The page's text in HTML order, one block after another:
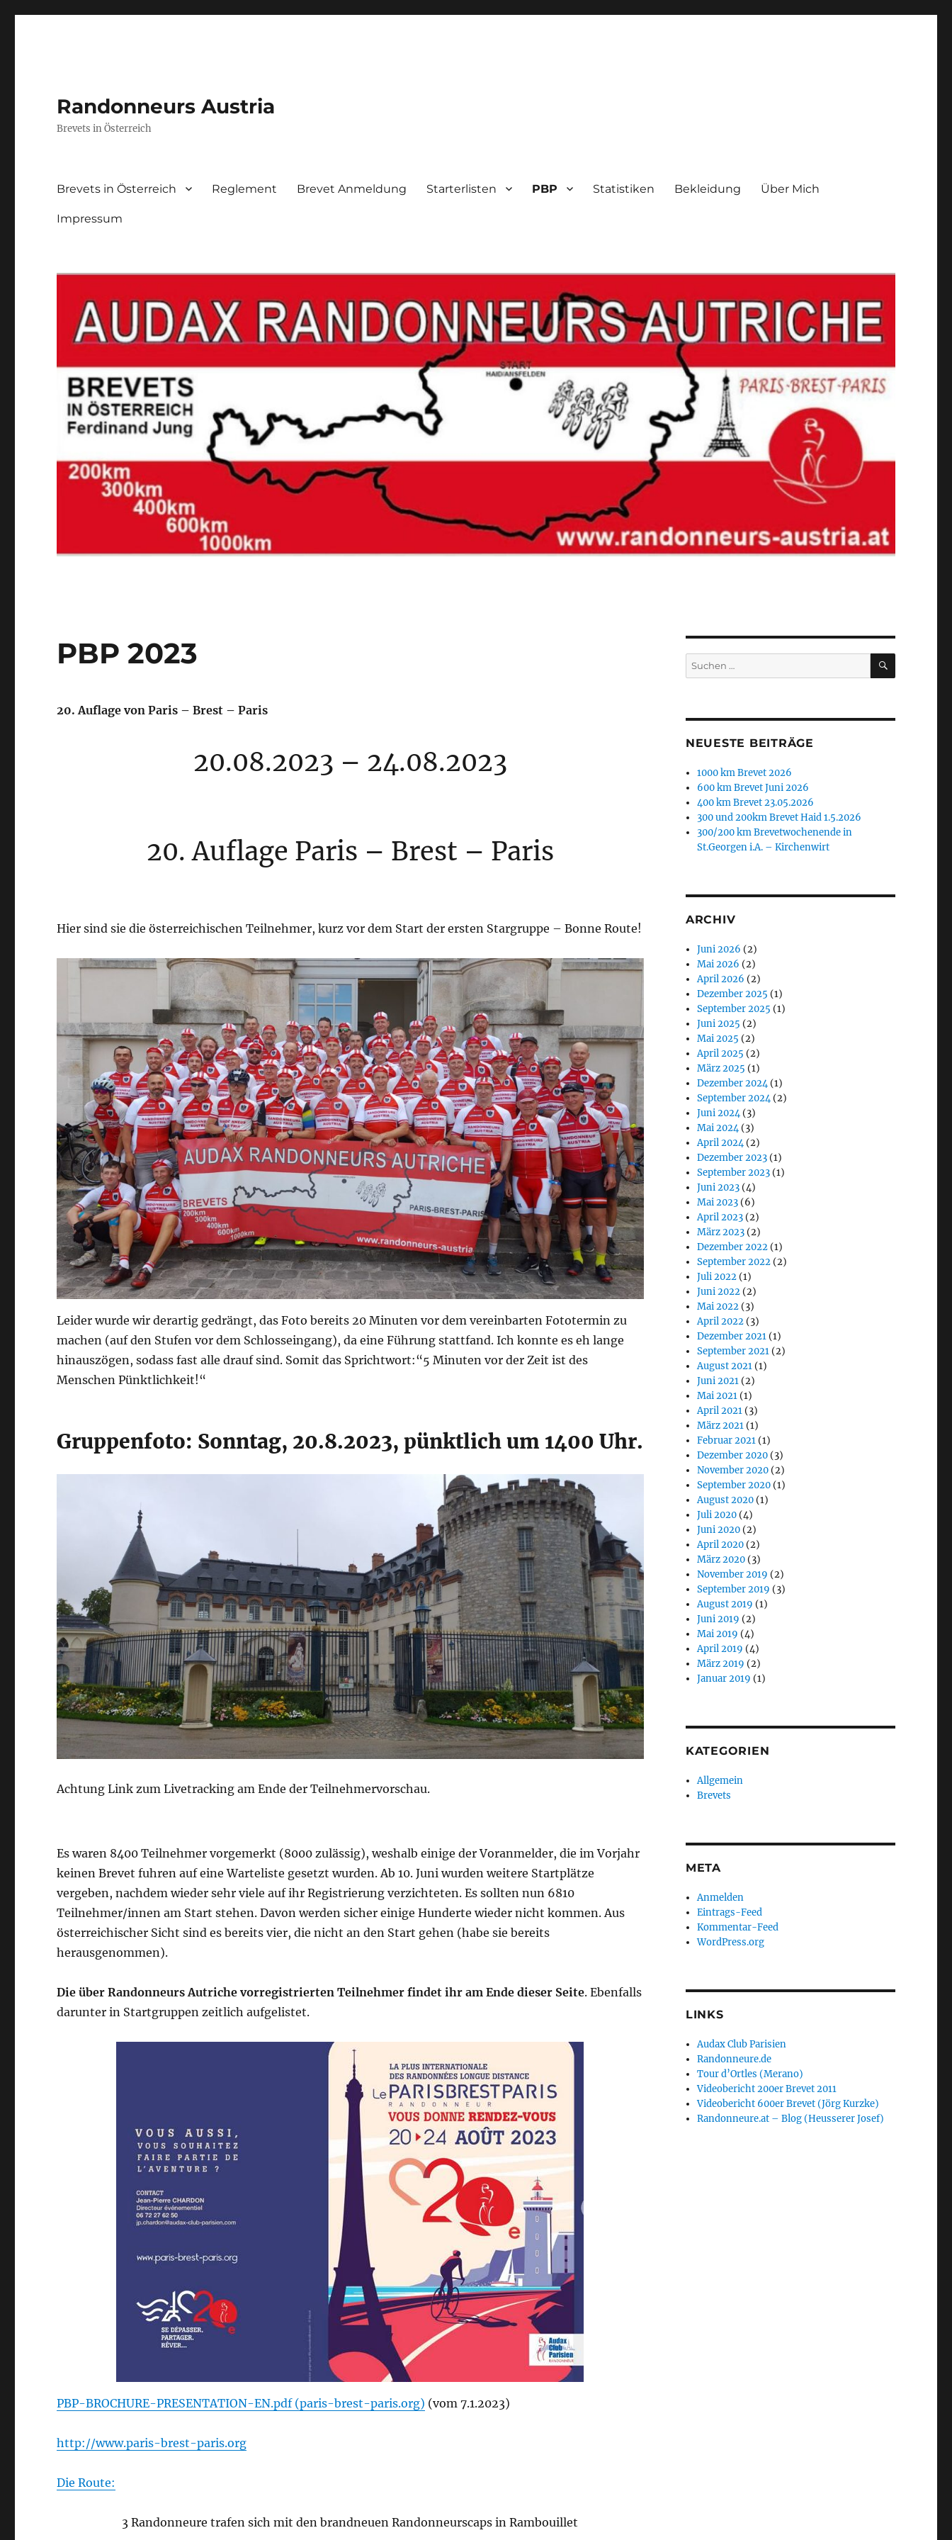
Randonneurs Austria
Brevets in Österreich
Brevets in Österreich Reglement Brevet Anmeldung Starterlisten PBP Statistiken Bekleidung Über Mich
Impressum
PBP 2023
20. Auflage von Paris – Brest – Paris
20.08.2023 – 24.08.2023
20. Auflage Paris – Brest – Paris
Hier sind sie die österreichischen Teilnehmer, kurz vor dem Start der ersten Stargruppe – Bonne Route!
Leider wurde wir derartig gedrängt, das Foto bereits 20 Minuten vor dem vereinbarten Fototermin zu
machen (auf den Stufen vor dem Schlosseingang), da eine Führung stattfand. Ich konnte es eh lange
hinauszögen, sodass fast alle drauf sind. Somit das Sprichtwort:“5 Minuten vor der Zeit ist des
Menschen Pünktlichkeit!“
Gruppenfoto: Sonntag, 20.8.2023, pünktlich um 1400 Uhr.
Achtung Link zum Livetracking am Ende der Teilnehmervorschau.
Es waren 8400 Teilnehmer vorgemerkt (8000 zulässig), weshalb einige der Voranmelder, die im Vorjahr
keinen Brevet fuhren auf eine Warteliste gesetzt wurden. Ab 10. Juni wurden weitere Startplätze
vergeben, nachdem wieder sehr viele auf ihr Registrierung verzichteten. Es sollten nun 6810
Teilnehmer/innen am Start stehen. Davon werden sicher einige Hunderte wieder nicht kommen. Aus
österreichischer Sicht sind es bereits vier, die nicht an den Start gehen (habe sie bereits
herausgenommen).
Die über Randonneurs Autriche vorregistrierten Teilnehmer findet ihr am Ende dieser Seite. Ebenfalls
darunter in Startgruppen zeitlich aufgelistet.
PBP-BROCHURE-PRESENTATION-EN.pdf (paris-brest-paris.org) (vom 7.1.2023)
http://www.paris-brest-paris.org
Die Route:
3 Randonneure trafen sich mit den brandneuen Randonneurscaps in Rambouillet
Suchen
nach:
SUCHEN
NEUESTE BEITRÄGE
1000 km Brevet 2026
600 km Brevet Juni 2026
400 km Brevet 23.05.2026
300 und 200km Brevet Haid 1.5.2026
300/200 km Brevetwochenende in
St.Georgen i.A. – Kirchenwirt
ARCHIV
Juni 2026 (2)
Mai 2026 (2)
April 2026 (2)
Dezember 2025 (1)
September 2025 (1)
Juni 2025 (2)
Mai 2025 (2)
April 2025 (2)
März 2025 (1)
Dezember 2024(1)
September 2024(2)
Juni 2024(3)
Mai 2024(3)
April 2024(2)
Dezember 2023 (1)
September 2023 (1)
Juni 2023 (4)
Mai 2023 (6)
April 2023 (2)
März 2023 (2)
Dezember 2022 (1)
September 2022 (2)
Juli 2022 (1)
Juni 2022 (2)
Mai 2022 (3)
April 2022 (3)
Dezember 2021 (1)
September 2021 (2)
August 2021 (1)
Juni 2021 (2)
Mai 2021 (1)
April 2021 (3)
März 2021 (1)
Februar 2021 (1)
Dezember 2020 (3)
November 2020 (2)
September 2020 (1)
August 2020 (1)
Juli 2020 (4)
Juni 2020 (2)
April 2020 (2)
März 2020 (3)
November 2019 (2)
September 2019 (3)
August 2019 (1)
Juni 2019 (2)
Mai 2019 (4)
April 2019 (4)
März 2019 (2)
Januar 2019 (1)
KATEGORIEN
Allgemein
Brevets
META
Anmelden
Eintrags-Feed
Kommentar-Feed
WordPress.org
LINKS
Audax Club Parisien
Randonneure.de
Tour d’Ortles (Merano)
Videobericht 200er Brevet 2011
Videobericht 600er Brevet (Jörg Kurzke)
Randonneure.at – Blog (Heusserer Josef)